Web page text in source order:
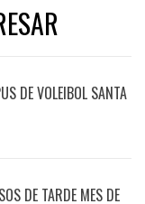
DE VOLEIBOL SANTA
DE TARDE MES DE